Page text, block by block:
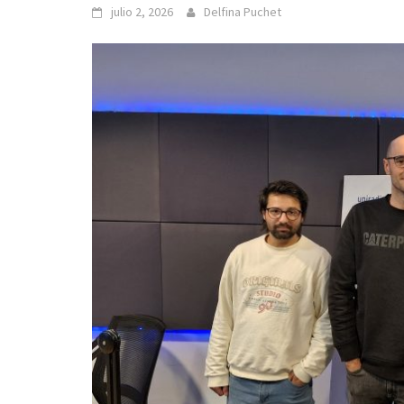
julio 2, 2026 Delfina Puchet